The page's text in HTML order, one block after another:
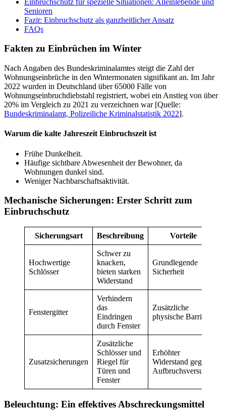
Senioren
Fazit: Einbruchschutz als ganzheitlicher Ansatz
FAQs
Fakten zu Einbrüchen im Winter
Nach Angaben des Bundeskriminalamtes steigt die Zahl der
Wohnungseinbrüche in den Wintermonaten signifikant an. Im Jahr
2022 wurden in Deutschland über 65000 Fälle von
Wohnungseinbruchdiebstahl registriert, wobei ein Anstieg von über
20% im Vergleich zu 2021 zu verzeichnen war [Quelle:
Bundeskriminalamt, Polizeiliche Kriminalstatistik 2022].
Warum die kalte Jahreszeit Einbruchszeit ist
Frühe Dunkelheit.
Häufige sichtbare Abwesenheit der Bewohner, da
Wohnungen dunkel sind.
Weniger Nachbarschaftsaktivität.
Mechanische Sicherungen: Erster Schritt zum
Einbruchschutz
Sicherungsart Beschreibung Vorteile
Hochwertige
Schlösser
Schwer zu
knacken,
bieten starken
Widerstand
Grundlegende
Sicherheit
Fenstergitter
Verhindern
das
Eindringen
durch Fenster
Zusätzliche
physische Barriere
Zusatzsicherungen
Zusätzliche
Schlösser und
Riegel für
Türen und
Fenster
Erhöhter
Widerstand gegen
Aufbruchsversuche
Beleuchtung: Ein effektives Abschreckungsmittel